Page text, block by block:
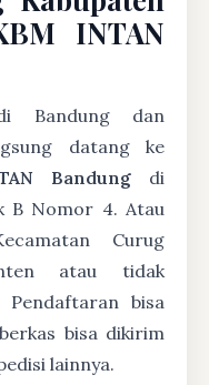
INTAN
Bandung dan
datang ke
Bandung di
B Nomor 4. Atau
Curug
atau tidak
bisa
bisa dikirim
lainnya.